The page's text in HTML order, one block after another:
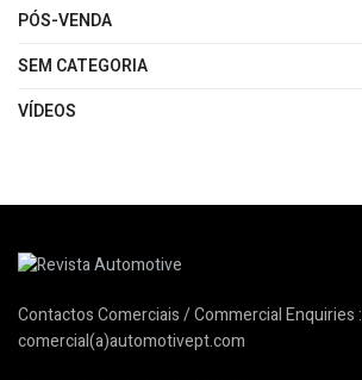
PÓS-VENDA
SEM CATEGORIA
VÍDEOS
Contactos Comerciais / Commercial Enquiries :
comercial(a)automotivept.com